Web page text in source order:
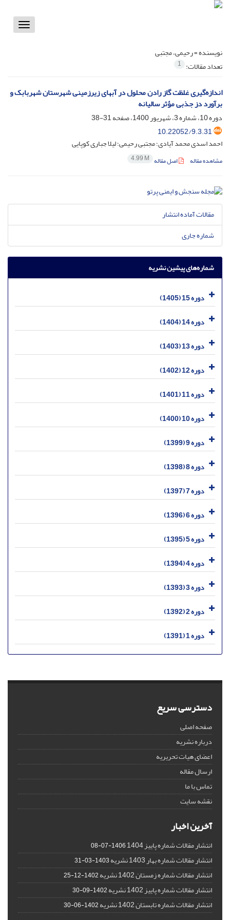
Toggle
نویسنده =رحیمی، مجتبی
تعداد مقالات: 1
اندازه‌‎گیری غلظت گاز رادن محلول در آب‎های زیرزمینی شهرستان شهربابک و
برآورد دز جذبی مؤثر سالیانه
دوره 10، شماره 3، شهریور 1400، صفحه
31-38
10.22052/9.3.31
احمد اسدی محمد آیادی؛ مجتبی رحیمی؛ لیلا جباری کوپایی
مشاهده مقاله اصل مقاله 4.99 M
مقالات آماده انتشار
شماره جاری
شماره‌های پیشین نشریه
دوره 15 (1405)
دوره 14 (1404)
دوره 13 (1403)
دوره 12 (1402)
دوره 11 (1401)
دوره 10 (1400)
دوره 9 (1399)
دوره 8 (1398)
دوره 7 (1397)
دوره 6 (1396)
دوره 5 (1395)
دوره 4 (1394)
دوره 3 (1393)
دوره 2 (1392)
دوره 1 (1391)
دسترسی سریع
صفحه اصلی
درباره نشریه
اعضای هیات تحریریه
ارسال مقاله
تماس با ما
نقشه سایت
آخرین اخبار
انتشار مقالات شماره پاییز 1404 1406-07-08
انتشار مقالات شماره بهار 1403 نشریه 1403-03-31
انتشار مقالات شماره زمستان 1402 نشریه 1402-12-25
انتشار مقالات شماره پاییز 1402 نشریه 1402-09-30
انتشار مقالات شماره تابستان 1402 نشریه 1402-06-30